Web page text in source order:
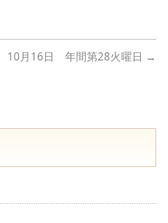
10月16日 年間第28火曜日 →